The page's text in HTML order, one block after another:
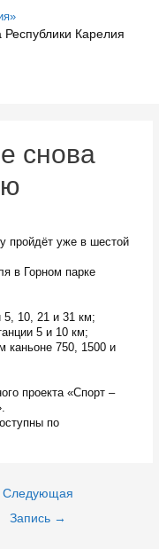
Республики Карелия
снова
пройдёт уже в шестой
в Горном парке
5, 10, 21 и 31 км;
5 и 10 км;
каньоне 750, 1500 и
проекта «Спорт –
по
Следующая
Запись →